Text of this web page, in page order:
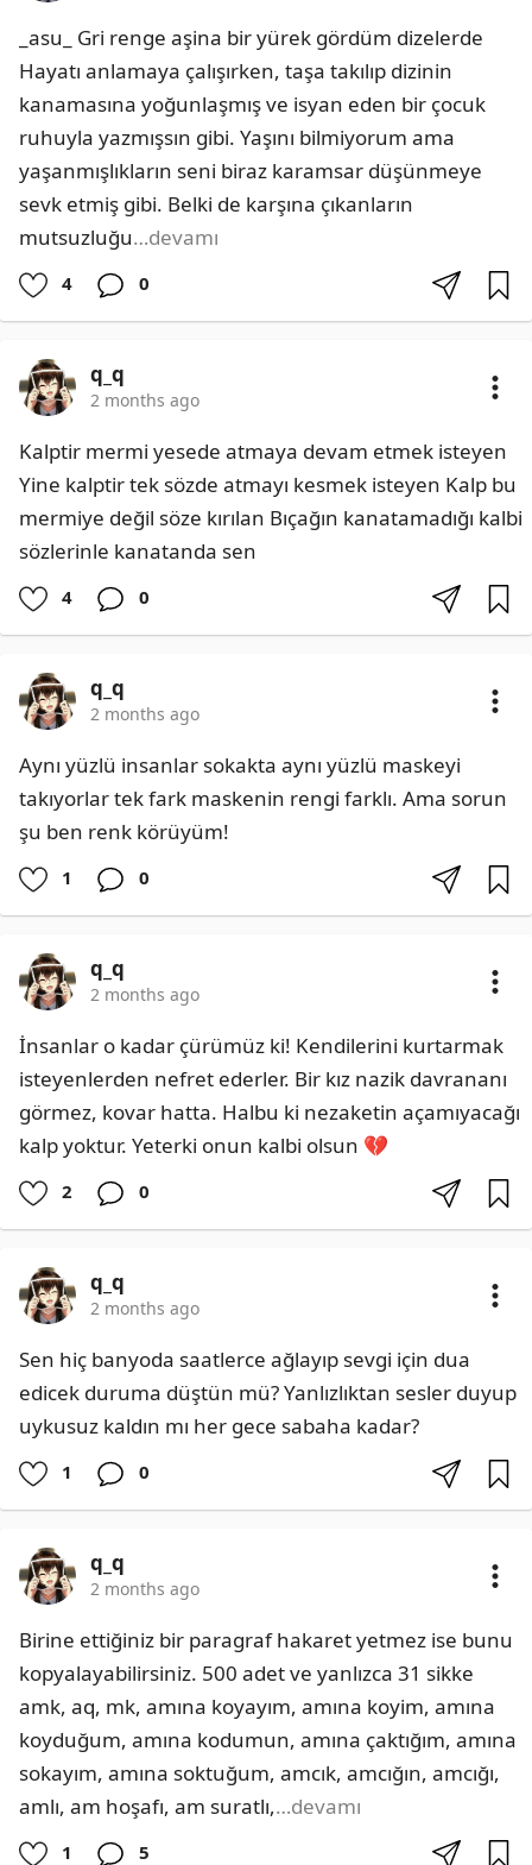
_asu_ Gri renge aşina bir yürek gördüm dizelerde
Hayatı anlamaya çalışırken, taşa takılıp dizinin
kanamasına yoğunlaşmış ve isyan eden bir çocuk
ruhuyla yazmışsın gibi. Yaşını bilmiyorum ama
yaşanmışlıkların seni biraz karamsar düşünmeye
sevk etmiş gibi. Belki de karşına çıkanların
mutsuzluğu…devamı
4 0
q_q
2 months ago
Kalptir mermi yesede atmaya devam etmek isteyen
Yine kalptir tek sözde atmayı kesmek isteyen Kalp bu
mermiye değil söze kırılan Bıçağın kanatamadığı kalbi
sözlerinle kanatanda sen
4 0
q_q
2 months ago
Aynı yüzlü insanlar sokakta aynı yüzlü maskeyi
takıyorlar tek fark maskenin rengi farklı. Ama sorun
şu ben renk körüyüm!
1 0
q_q
2 months ago
İnsanlar o kadar çürümüz ki! Kendilerini kurtarmak
isteyenlerden nefret ederler. Bir kız nazik davrananı
görmez, kovar hatta. Halbu ki nezaketin açamıyacağı
kalp yoktur. Yeterki onun kalbi olsun 💔
2 0
q_q
2 months ago
Sen hiç banyoda saatlerce ağlayıp sevgi için dua
edicek duruma düştün mü? Yanlızlıktan sesler duyup
uykusuz kaldın mı her gece sabaha kadar?
1 0
q_q
2 months ago
Birine ettiğiniz bir paragraf hakaret yetmez ise bunu
kopyalayabilirsiniz. 500 adet ve yanlızca 31 sikke
amk, aq, mk, amına koyayım, amına koyim, amına
koyduğum, amına kodumun, amına çaktığım, amına
sokayım, amına soktuğum, amcık, amcığın, amcığı,
amlı, am hoşafı, am suratlı,…devamı
1 5